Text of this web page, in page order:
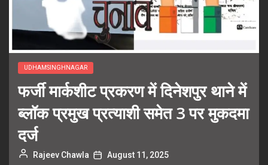
UDHAMSINGHNAGAR
फर्जी मार्कशीट प्रकरण में दिनेशपुर थाने में
ब्लॉक प्रमुख प्रत्याशी समेत 3 पर मुकदमा
दर्ज
Rajeev Chawla August 11, 2025